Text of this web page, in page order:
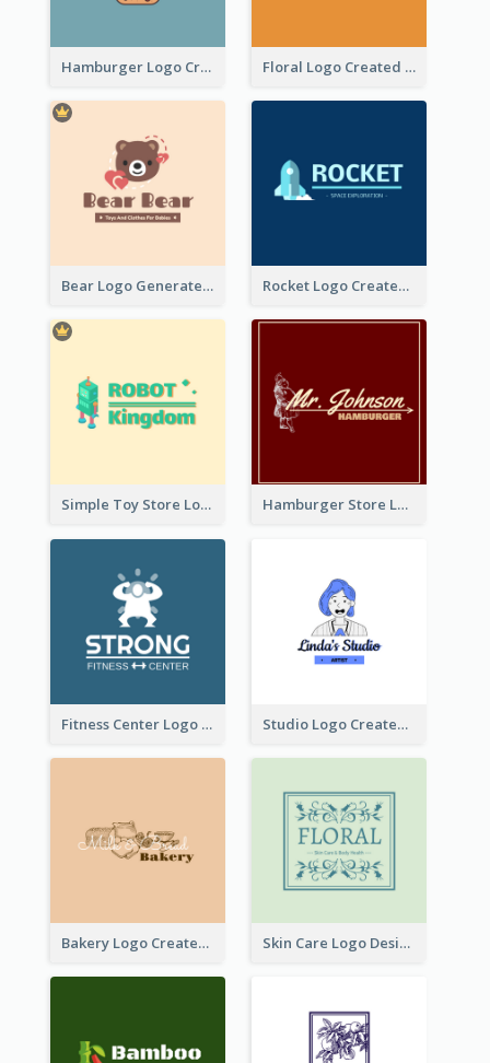
Hamburger Logo Created For Western Restaurant Floral Logo Created For Skin Care Shop In Orange And White
Bear Logo Generated For Store Selling Baby Toys And Clothes Rocket Logo Created For Space Exploration Organization
Simple Toy Store Logo Created With Robot Image Hamburger Store Logo Created With The Illustration Of The Founder
Fitness Center Logo Created With Graphic Character Of Strong Person Studio Logo Created With Cartoon Portrait Of The Artist
Bakery Logo Created With Illustration Of Bread Skin Care Logo Designed With Curves And Floral Elements